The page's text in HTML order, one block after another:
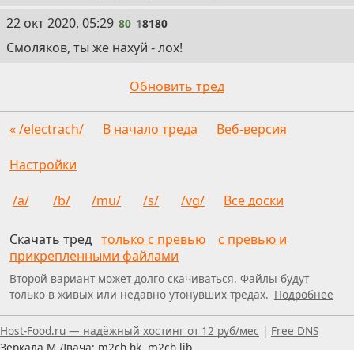
80
22 окт 2020, 05:29 80 18180
Смоляков, ты же нахуй - лох!
Обновить тред
« /electrach/ В начало треда Веб-версия
Настройки
/a/ /b/ /mu/ /s/ /vg/ Все доски
Скачать тред только с превью
с превью и
прикрепленными файлами
Второй вариант может долго скачиваться. Файлы будут
только в живых или недавно утонувших тредах. Подробнее
Пользуетесь скринридером — пишите, что можно
Host-Food.ru — надёжный хостинг от 12 руб/мес | Free DNS
Зеркала М.Двача: m2ch.hk, m2ch.lib,